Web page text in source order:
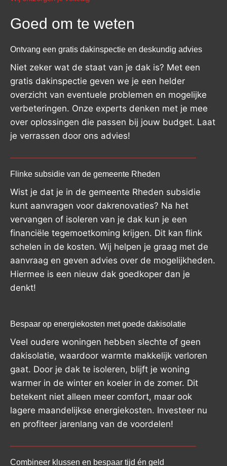
Goed om te weten
Ontvang een gratis dakinspectie en deskundig advies
Niet zeker wat de staat van je dak is? Met een
gratis dakinspectie geven we je een helder
overzicht van eventuele problemen en mogelijke
verbeteringen. Onze experts denken met je mee
over oplossingen die passen bij jouw budget. Laat
je verrassen door ons advies!
Flinke subsidie van de gemeente Rheden
Wist je dat je in de gemeente Rheden subsidie
kunt aanvragen voor dakrenovaties? Na het
vervangen of isoleren van je dak kun je een
financiële tegemoetkoming krijgen. Dit kan flink
schelen in de kosten. Wij helpen je graag met de
aanvraag en geven advies over de mogelijkheden.
Hiermee is een nieuw dak goedkoper dan je
denkt!
Bespaar op energiekosten met goede dakisolatie
Veel oudere woningen hebben slechte of geen
dakisolatie, waardoor warmte makkelijk verloren
gaat. Door je dak te isoleren, blijft je woning
warmer in de winter en koeler in de zomer. Dit
betekent niet alleen meer comfort, maar ook
lagere maandelijkse energiekosten. Investeer nu
en profiteer jarenlang van de voordelen!
Combineer klussen en bespaar tijd én geld